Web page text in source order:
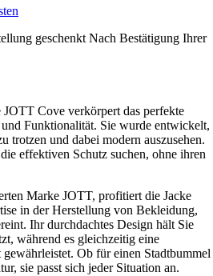
geschenkt Nach Bestätigung Ihrer
JOTT Cove verkörpert das perfekte
Funktionalität. Sie wurde entwickelt,
trotzen und dabei modern auszusehen.
effektiven Schutz suchen, ohne ihren
Marke JOTT, profitiert die Jacke
in der Herstellung von Bekleidung,
Ihr durchdachtes Design hält Sie
während es gleichzeitig eine
Ob für einen Stadtbummel
sie passt sich jeder Situation an.